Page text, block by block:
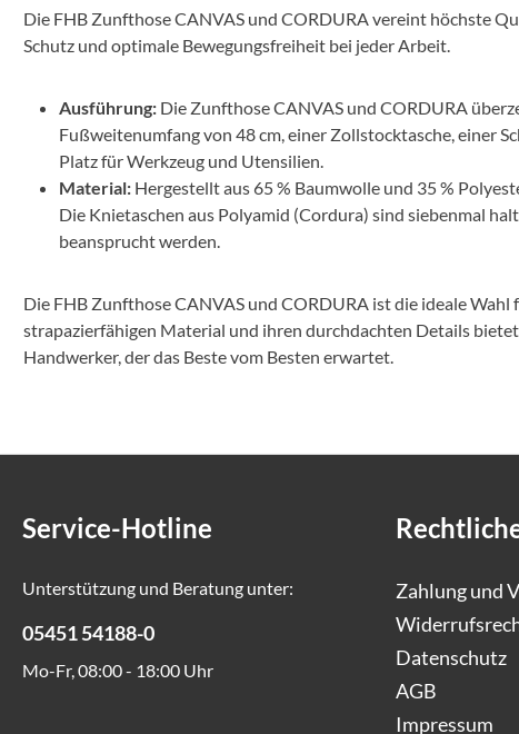
Die FHB Zunfthose CANVAS und CORDURA vereint höchste
Schutz und optimale Bewegungsfreiheit bei jeder Arbeit.
Ausführung: Die Zunfthose CANVAS und CORDURA
Fußweitenumfang von 48 cm, einer Zollstocktasche, einer
Platz für Werkzeug und Utensilien.
Material: Hergestellt aus 65 % Baumwolle und 35 %
Die Knietaschen aus Polyamid (Cordura) sind siebenmal
beansprucht werden.
Die FHB Zunfthose CANVAS und CORDURA ist die ideale
strapazierfähigen Material und ihren durchdachten Details
Handwerker, der das Beste vom Besten erwartet.
Service-Hotline
Unterstützung und Beratung unter:
05451 54188-0
Mo-Fr, 08:00 - 18:00 Uhr
Zahlung und
Datenschutz
AGB
Impressum